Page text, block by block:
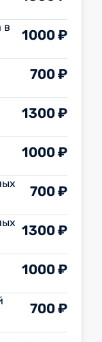
в
1000 ₽
700 ₽
1300 ₽
1000 ₽
700 ₽
1300 ₽
1000 ₽
700 ₽